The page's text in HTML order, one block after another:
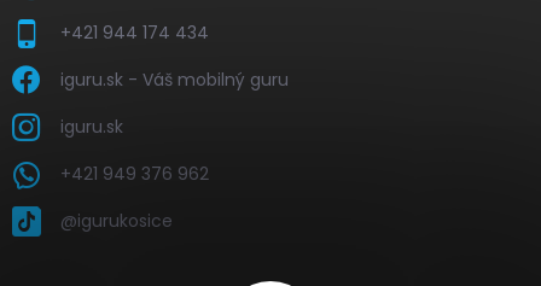
+421 944 174 434
iguru.sk - Váš mobilný guru
iguru.sk
+421 949 376 962
@igurukosice